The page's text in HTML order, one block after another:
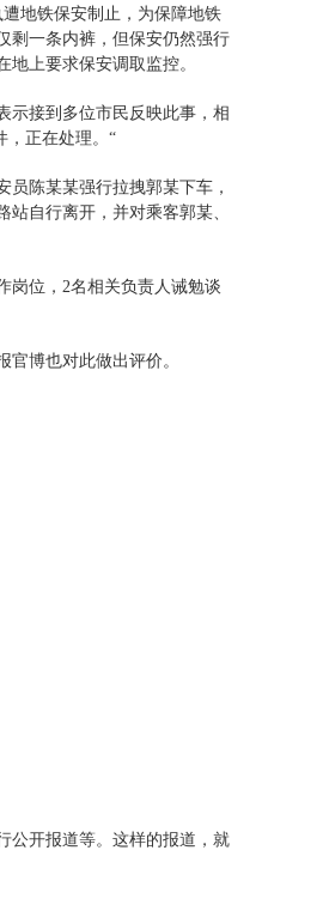
地铁保安制止，为保障地铁
剩一条内裤，但保安仍然强行
上要求保安调取监控。
示接到多位市民反映此事，相
，正在处理。“
陈某某强行拉拽郭某下车，
自行离开，并对乘客郭某、
岗位，2名相关负责人诫勉谈
博也对此做出评价。
公开报道等。这样的报道，就